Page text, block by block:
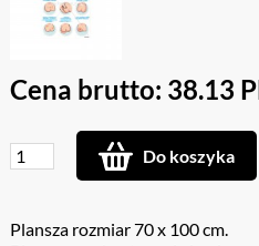
Cena brutto: 38.13
Do koszyka
Plansza rozmiar 70 x 100 cm.